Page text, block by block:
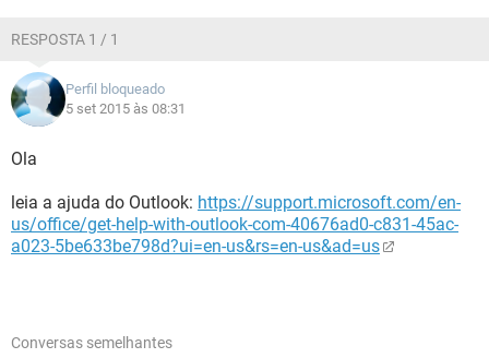
RESPOSTA 1 / 1
Perfil bloqueado
5 set 2015 às 08:31
Ola
leia a ajuda do Outlook: https://support.microsoft.com/en-
us/office/get-help-with-outlook-com-40676ad0-c831-45ac-
a023-5be633be798d?ui=en-us&rs=en-us&ad=us
Conversas semelhantes